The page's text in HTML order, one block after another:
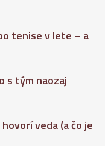
tenise v lete – a
s tým naozaj
veda (a čo je